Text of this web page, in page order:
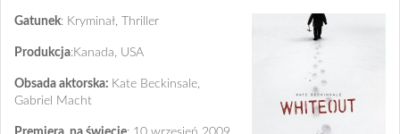
Gatunek: Kryminał, Thriller
Produkcja:Kanada, USA
Obsada aktorska: Kate Beckinsale,
Gabriel Macht